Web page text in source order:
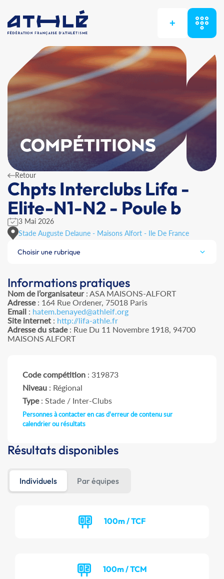
+
COMPÉTITIONS
Retour
Chpts Interclubs Lifa -
Elite-N1-N2 - Poule b
3 Mai 2026
Stade Auguste Delaune - Maisons Alfort - Ile De France
Choisir une rubrique
Informations pratiques
Nom de l’organisateur: ASA MAISONS-ALFORT
Adresse: 164 Rue Ordener, 75018 Paris
Email : hatem.benayed@athleif.org
Site internet : http://lifa-athle.fr
Adresse du stade: Rue Du 11 Novembre 1918, 94700
MAISONS ALFORT
Code compétition : 319873
Niveau : Régional
Type: Stade / Inter-Clubs
Personnes à contacter en cas d'erreur de contenu sur
calendrier ou résultats
Résultats disponibles
Individuels Par équipes
100m / TCF
100m / TCM